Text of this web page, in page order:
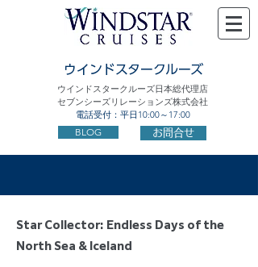
ウインドスタークルーズ
ウインドスタークルーズ日本総代理店
セブンシーズリレーションズ株式会社
電話受付：平日10:00～17:00
BLOG お問合せ
Star Collector: Endless Days of the
North Sea & Iceland